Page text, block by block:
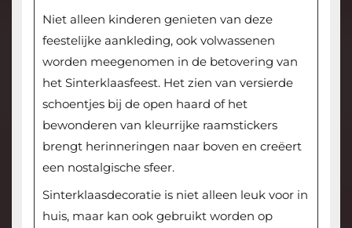
Niet alleen kinderen genieten van deze
feestelijke aankleding, ook volwassenen
worden meegenomen in de betovering van
het Sinterklaasfeest. Het zien van versierde
schoentjes bij de open haard of het
bewonderen van kleurrijke raamstickers
brengt herinneringen naar boven en creëert
een nostalgische sfeer.
Sinterklaasdecoratie is niet alleen leuk voor in
huis, maar kan ook gebruikt worden op